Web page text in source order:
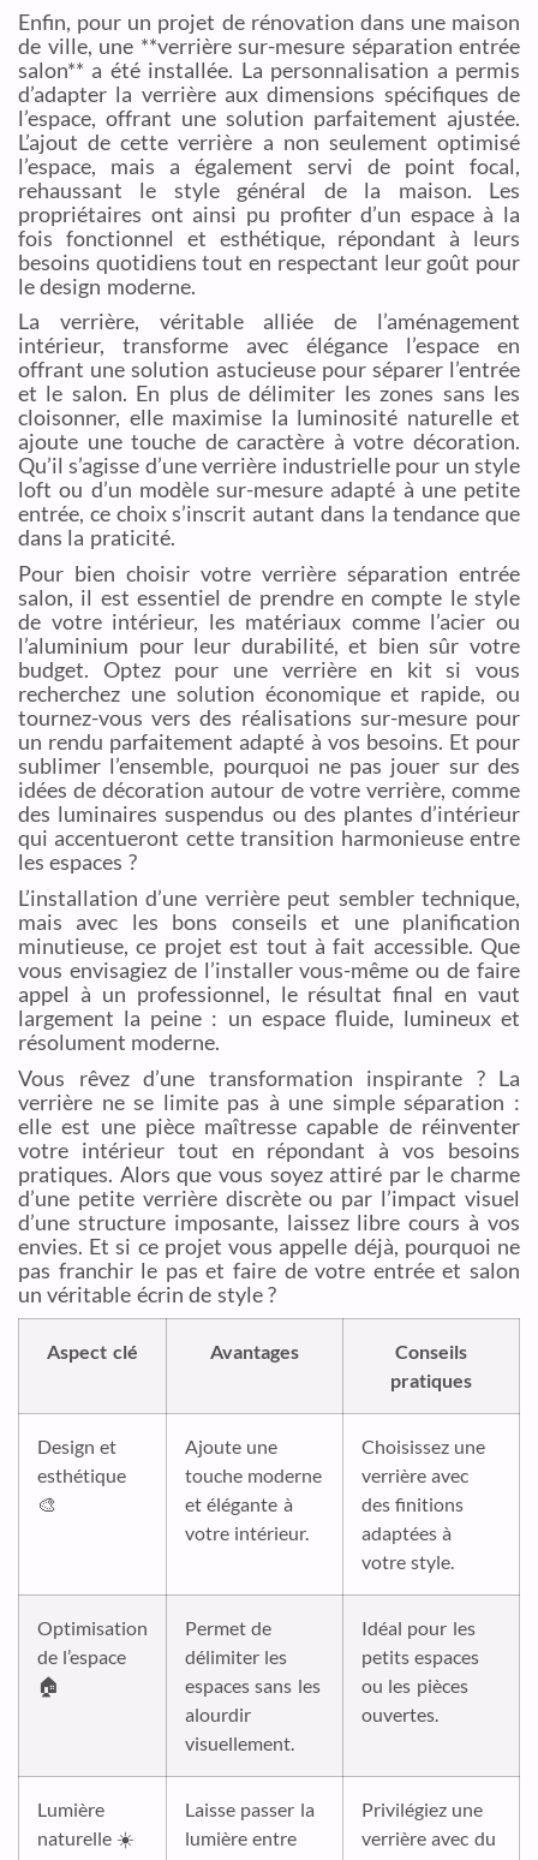
Enfin, pour un projet de rénovation dans une maison
de ville, une **verrière sur-mesure séparation entrée
salon** a été installée. La personnalisation a permis
d’adapter la verrière aux dimensions spécifiques de
l’espace, offrant une solution parfaitement ajustée.
L’ajout de cette verrière a non seulement optimisé
l’espace, mais a également servi de point focal,
rehaussant le style général de la maison. Les
propriétaires ont ainsi pu profiter d’un espace à la
fois fonctionnel et esthétique, répondant à leurs
besoins quotidiens tout en respectant leur goût pour
le design moderne.
La verrière, véritable alliée de l’aménagement
intérieur, transforme avec élégance l’espace en
offrant une solution astucieuse pour séparer l’entrée
et le salon. En plus de délimiter les zones sans les
cloisonner, elle maximise la luminosité naturelle et
ajoute une touche de caractère à votre décoration.
Qu’il s’agisse d’une verrière industrielle pour un style
loft ou d’un modèle sur-mesure adapté à une petite
entrée, ce choix s’inscrit autant dans la tendance que
dans la praticité.
Pour bien choisir votre verrière séparation entrée
salon, il est essentiel de prendre en compte le style
de votre intérieur, les matériaux comme l’acier ou
l’aluminium pour leur durabilité, et bien sûr votre
budget. Optez pour une verrière en kit si vous
recherchez une solution économique et rapide, ou
tournez-vous vers des réalisations sur-mesure pour
un rendu parfaitement adapté à vos besoins. Et pour
sublimer l’ensemble, pourquoi ne pas jouer sur des
idées de décoration autour de votre verrière, comme
des luminaires suspendus ou des plantes d’intérieur
qui accentueront cette transition harmonieuse entre
les espaces ?
L’installation d’une verrière peut sembler technique,
mais avec les bons conseils et une planification
minutieuse, ce projet est tout à fait accessible. Que
vous envisagiez de l’installer vous-même ou de faire
appel à un professionnel, le résultat final en vaut
largement la peine : un espace fluide, lumineux et
résolument moderne.
Vous rêvez d’une transformation inspirante ? La
verrière ne se limite pas à une simple séparation :
elle est une pièce maîtresse capable de réinventer
votre intérieur tout en répondant à vos besoins
pratiques. Alors que vous soyez attiré par le charme
d’une petite verrière discrète ou par l’impact visuel
d’une structure imposante, laissez libre cours à vos
envies. Et si ce projet vous appelle déjà, pourquoi ne
pas franchir le pas et faire de votre entrée et salon
un véritable écrin de style ?
Aspect clé Avantages
Conseils
pratiques
Design et
esthétique
🎨
Ajoute une
touche moderne
et élégante à
votre intérieur.
Choisissez une
verrière avec
des finitions
adaptées à
votre style.
Optimisation
de l’espace
🏠
Permet de
délimiter les
espaces sans les
alourdir
visuellement.
Idéal pour les
petits espaces
ou les pièces
ouvertes.
Lumière
naturelle ☀️
Laisse passer la
lumière entre
Privilégiez une
verrière avec du